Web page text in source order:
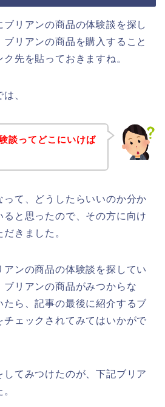
ブリアンの商品の体験談を探し
リアンの商品を購入すること
先を貼っておきますね。
、
談ってどこにいけば
って、どうしたらいいのか分か
ると思ったので、その方に向け
きました。
アンの商品の体験談を探してい
ブリアンの商品がみつからな
たら、記事の最後に紹介するブ
チェックされてみてはいかがで
してみつけたのが、下記ブリア